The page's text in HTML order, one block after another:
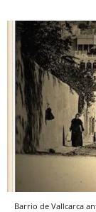
Barrio de Vallcarca